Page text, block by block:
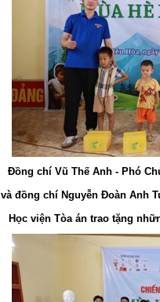
Đồng chí Vũ Thế Anh - Phó
và đồng chí Nguyễn Đoàn Anh
Học viện Tòa án trao tặng